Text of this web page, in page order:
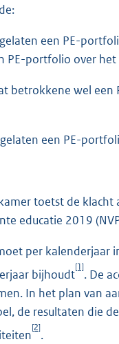
een PE-
PE-portfolio over
wel een
een PE-
toetst de klacht
educatie 2019
per kalenderjaar
bijhoudt
[1]
. De
In het plan van
de resultaten die
[2]
.